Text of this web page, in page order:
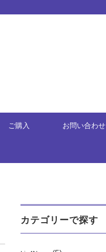
ご購入 お問い合わせ
カテゴリーで探す